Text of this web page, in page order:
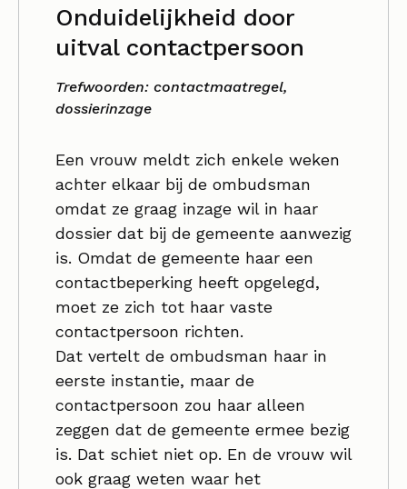
Onduidelijkheid door
uitval contactpersoon
Trefwoorden: contactmaatregel,
dossierinzage
Een vrouw meldt zich enkele weken
achter elkaar bij de ombudsman
omdat ze graag inzage wil in haar
dossier dat bij de gemeente aanwezig
is. Omdat de gemeente haar een
contactbeperking heeft opgelegd,
moet ze zich tot haar vaste
contactpersoon richten.
Dat vertelt de ombudsman haar in
eerste instantie, maar de
contactpersoon zou haar alleen
zeggen dat de gemeente ermee bezig
is. Dat schiet niet op. En de vrouw wil
ook graag weten waar het